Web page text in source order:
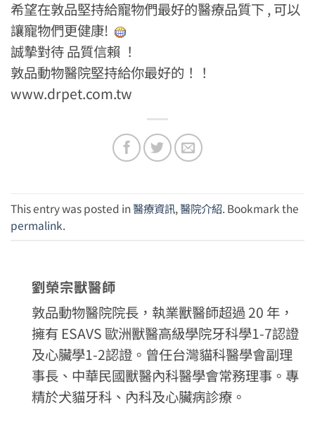
希望在敦品堅持給寵物們最好的醫療品質下 , 可以
讓寵物們更健康!
誠摯對待 品質信賴 ！
敦品動物醫院堅持給你最好的！！
www.drpet.com.tw
This entry was posted in醫療資訊,醫院介紹. Bookmark the
permalink.
劉榮宗獸醫師
敦品動物醫院院長，執業獸醫師超過 20 年，
擁有 ESAVS 歐洲獸醫高級學院牙科學1-7認證
及心臟學1-2認證。曾任台灣貓科醫學會副理
事長、中華民國獸醫內科醫學會常務理事。專
精於犬貓牙科、內科及心臟病診療。